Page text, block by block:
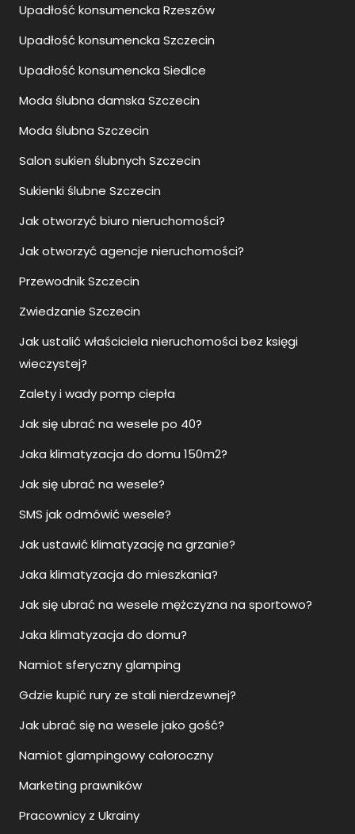
Upadłość konsumencka Rzeszów
Upadłość konsumencka Szczecin
Upadłość konsumencka Siedlce
Moda ślubna damska Szczecin
Moda ślubna Szczecin
Salon sukien ślubnych Szczecin
Sukienki ślubne Szczecin
Jak otworzyć biuro nieruchomości?
Jak otworzyć agencje nieruchomości?
Przewodnik Szczecin
Zwiedzanie Szczecin
Jak ustalić właściciela nieruchomości bez księgi
wieczystej?
Zalety i wady pomp ciepła
Jak się ubrać na wesele po 40?
Jaka klimatyzacja do domu 150m2?
Jak się ubrać na wesele?
SMS jak odmówić wesele?
Jak ustawić klimatyzację na grzanie?
Jaka klimatyzacja do mieszkania?
Jak się ubrać na wesele mężczyzna na sportowo?
Jaka klimatyzacja do domu?
Namiot sferyczny glamping
Gdzie kupić rury ze stali nierdzewnej?
Jak ubrać się na wesele jako gość?
Namiot glampingowy całoroczny
Marketing prawników
Pracownicy z Ukrainy